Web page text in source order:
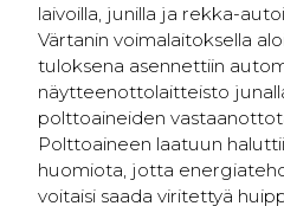
laivoilla, junilla ja rekka-
Värtanin voimalaitoksella
tuloksena asennettiin
näytteenottolaitteisto
polttoaineiden
Polttoaineen laatuun
huomiota, jotta
voitaisi saada viritettyä